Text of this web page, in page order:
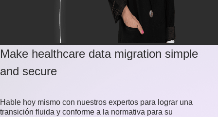
Make healthcare data migration simple
and secure
Hable hoy mismo con nuestros expertos para lograr una
transición fluida y conforme a la normativa para su